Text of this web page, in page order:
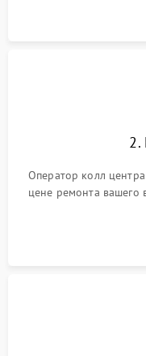
2.
Оператор колл
цене ремонта вашего